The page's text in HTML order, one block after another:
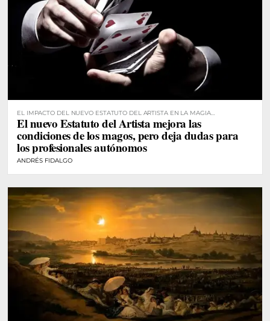
EL IMPACTO DEL NUEVO ESTATUTO DEL ARTISTA EN LA MAGIA
PROFESIONAL
El nuevo Estatuto del Artista mejora las
condiciones de los magos, pero deja dudas para
los profesionales autónomos
ANDRÉS FIDALGO